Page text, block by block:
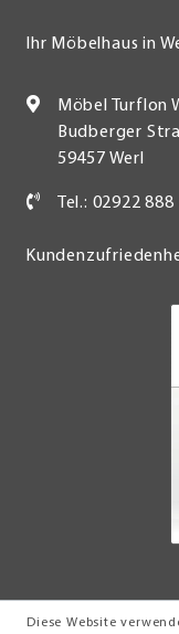
Diese Website
Ihr Möbelhaus in
Möbel Turflon
Budberger
59457 Werl
Tel.: 02922 888